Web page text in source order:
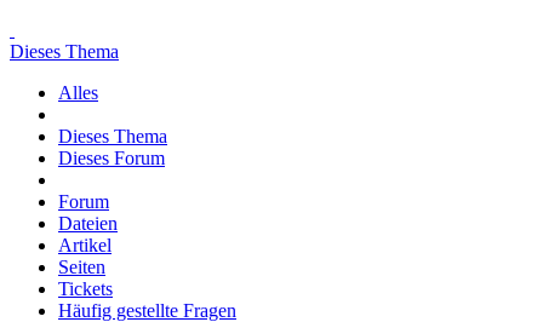
Dieses Thema
Alles
Dieses Thema
Dieses Forum
Forum
Dateien
Artikel
Seiten
Tickets
Häufig gestellte Fragen